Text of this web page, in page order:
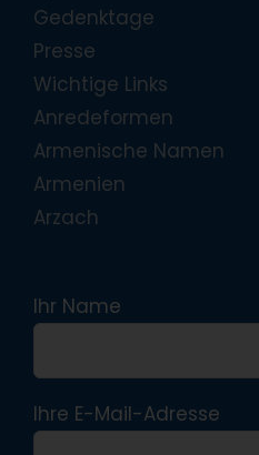
Gedenktage
Presse
Wichtige Links
Anredeformen
Armenische Namen
Armenien
Arzach
Ihr Name
Ihre E-Mail-Adresse